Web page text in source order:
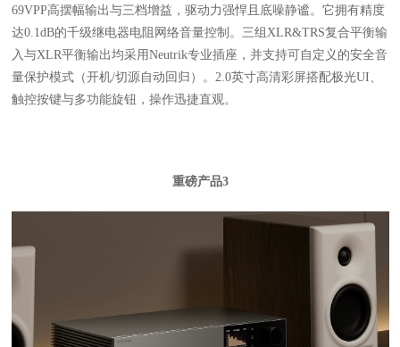
69VPP高摆幅输出与三档增益，驱动力强悍且底噪静谧。它拥有精度
达0.1dB的千级继电器电阻网络音量控制。三组XLR&TRS复合平衡输
入与XLR平衡输出均采用Neutrik专业插座，并支持可自定义的安全音
量保护模式（开机/切源自动回归）。2.0英寸高清彩屏搭配极光UI、
触控按键与多功能旋钮，操作迅捷直观。
重磅产品3